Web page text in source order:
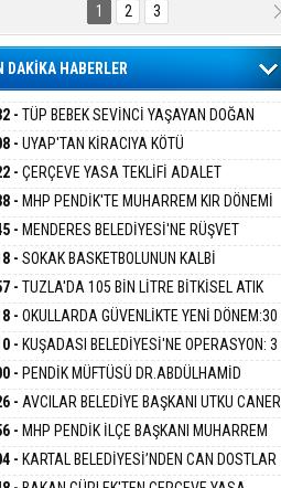
DNA Kuşaklararası
Biyolojik Faturası
Adıyaman
Bu Sahaya Sığmazam
Ali Çölük
Satırın İçindeki İnsan
Kılıç
ATEŞE ATILAN VİCDAN
BAŞARSLAN
Kaynas
1 2 3
DAKİKA HABERLER
- TÜP BEBEK SEVİNCİ YAŞAYAN DOĞAN
BAKANLIK DESTEĞİ
- UYAP'TAN KİRACIYA KÖTÜ
GELMEDİ'' SAVUNMASI
DÖNDÜ
- ÇERÇEVE YASA TEKLİFİ ADALET
GEÇTİ:SÜREÇ NASIL
- MHP PENDİK'TE MUHARREM KIR DÖNEMİ
EDİYOR
- MENDERES BELEDİYESİ'NE RÜŞVET
BAŞKANI İLKAY ÇİÇEK
SEVK EDİLDİ
- SOKAK BASKETBOLUNUN KALBİ
ATACAK
- TUZLA'DA 105 BİN LİTRE BİTKİSEL ATIK
TOPLANDI
- OKULLARDA GÜVENLİKTE YENİ DÖNEM:30
ALINACAK DEDEKTÖRLÜ ARAMA
- KUŞADASI BELEDİYESİ'NE OPERASYON: 3
15 GÖZALTI
- PENDİK MÜFTÜSÜ DR.ABDÜLHAMİD
BASIN MENSUPLARINI AĞIRLADI
- AVCILAR BELEDİYE BAŞKANI UTKU CANER
HAKKINDA TAHLİYE KARARI
- MHP PENDİK İLÇE BAŞKANI MUHARREM
ORDULULAR DERNEĞİ HEYETİNİ
- KARTAL BELEDİYESİ’NDEN CAN DOSTLAR